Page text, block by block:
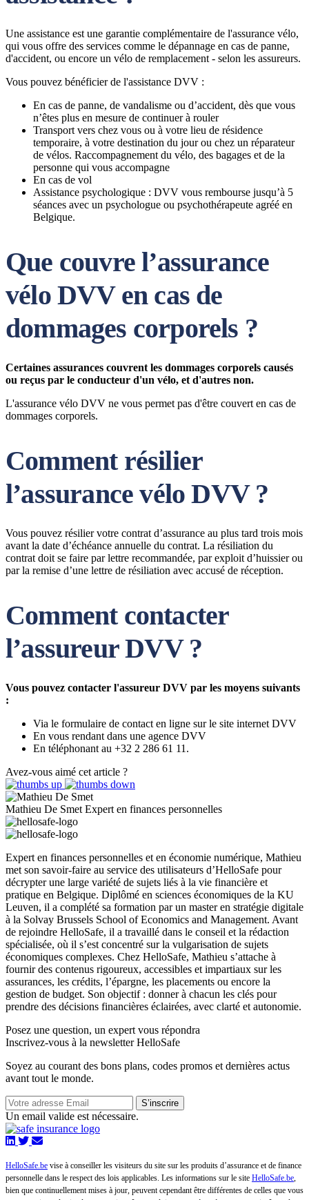
Une assistance est une garantie complémentaire de l'assurance vélo,
qui vous offre des services comme le dépannage en cas de panne,
d'accident, ou encore un vélo de remplacement - selon les assureurs.
Vous pouvez bénéficier de l'assistance DVV :
En cas de panne, de vandalisme ou d’accident, dès que vous
n’êtes plus en mesure de continuer à rouler
Transport vers chez vous ou à votre lieu de résidence
temporaire, à votre destination du jour ou chez un réparateur
de vélos. Raccompagnement du vélo, des bagages et de la
personne qui vous accompagne
En cas de vol
Assistance psychologique : DVV vous rembourse jusqu’à 5
séances avec un psychologue ou psychothérapeute agréé en
Belgique.
Que couvre l’assurance
vélo DVV en cas de
dommages corporels ?
Certaines assurances couvrent les dommages corporels causés
ou reçus par le conducteur d'un vélo, et d'autres non.
L'assurance vélo DVV ne vous permet pas d'être couvert en cas de
dommages corporels.
Comment résilier
l’assurance vélo DVV ?
Vous pouvez résilier votre contrat d’assurance au plus tard trois mois
avant la date d’échéance annuelle du contrat. La résiliation du
contrat doit se faire par lettre recommandée, par exploit d’huissier ou
par la remise d’une lettre de résiliation avec accusé de réception.
Comment contacter
l’assureur DVV ?
Vous pouvez contacter l'assureur DVV par les moyens suivants
:
Via le formulaire de contact en ligne sur le site internet DVV
En vous rendant dans une agence DVV
En téléphonant au +32 2 286 61 11.
Avez-vous aimé cet article ?
Mathieu De Smet Expert en finances personnelles
Expert en finances personnelles et en économie numérique, Mathieu
met son savoir-faire au service des utilisateurs d’HelloSafe pour
décrypter une large variété de sujets liés à la vie financière et
pratique en Belgique. Diplômé en sciences économiques de la KU
Leuven, il a complété sa formation par un master en stratégie digitale
à la Solvay Brussels School of Economics and Management. Avant
de rejoindre HelloSafe, il a travaillé dans le conseil et la rédaction
spécialisée, où il s’est concentré sur la vulgarisation de sujets
économiques complexes. Chez HelloSafe, Mathieu s’attache à
fournir des contenus rigoureux, accessibles et impartiaux sur les
assurances, les crédits, l’épargne, les placements ou encore la
gestion de budget. Son objectif : donner à chacun les clés pour
prendre des décisions financières éclairées, avec clarté et autonomie.
Posez une question, un expert vous répondra
Inscrivez-vous à la newsletter HelloSafe
Soyez au courant des bons plans, codes promos et dernières actus
avant tout le monde.
S’inscrire
Un email valide est nécessaire.
HelloSafe.be vise à conseiller les visiteurs du site sur les produits d’assurance et de finance
personnelle dans le respect des lois applicables. Les informations sur le site HelloSafe.be,
bien que continuellement mises à jour, peuvent cependant être différentes de celles que vous